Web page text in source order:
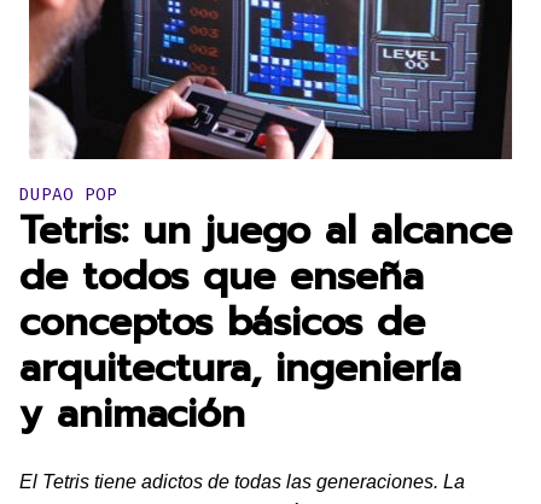
Publicado en:
DUPAO POP
Tetris: un juego al alcance
de todos que enseña
conceptos básicos de
arquitectura, ingeniería
y animación
El Tetris tiene adictos de todas las generaciones. La